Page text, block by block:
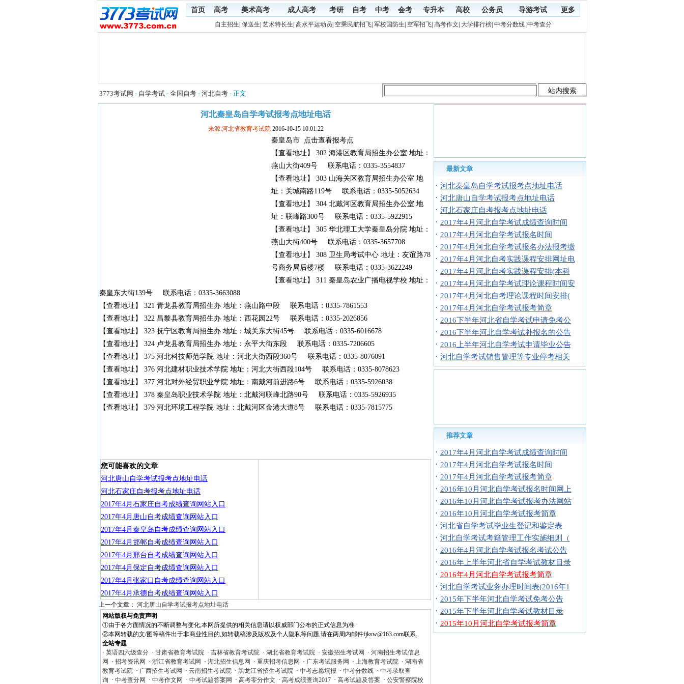
首页 高考 美术高考 成人高考 考研 自考 中考 会考 专升本 高校 公务员 导游考试 更多
自主招生 保送生 艺术特长生 高水平运动员 空乘民航招飞| 军校国防生 空军招飞| 高考作文 大学排行榜| 中考分数线| 中考查分
3773考试网 - 自学考试 - 全国自考 - 河北自考 - 正文
河北秦皇岛自学考试报考点地址电话
来源:河北省教育考试院 2016-10-15 10:01:22
秦皇岛市 点击查看报考点
【查看地址】 302 海港区教育局招生办公室 地址：
燕山大街409号 联系电话：0335-3554837
【查看地址】 303 山海关区教育局招生办公室 地
址：关城南路119号 联系电话：0335-5052634
【查看地址】 304 北戴河区教育局招生办公室 地
址：联峰路300号 联系电话：0335-5922915
【查看地址】 305 华北理工大学秦皇岛分院 地址：
燕山大街400号 联系电话：0335-3657708
【查看地址】 308 卫生局考试中心 地址：友谊路78
号商务局后楼7楼 联系电话：0335-3622249
【查看地址】 311 秦皇岛农业广播电视学校 地址：
秦皇东大街139号 联系电话：0335-3663088
【查看地址】 321 青龙县教育局招生办 地址：燕山路中段 联系电话：0335-7861553
【查看地址】 322 昌黎县教育局招生办 地址：西花园22号 联系电话：0335-2026856
【查看地址】 323 抚宁区教育局招生办 地址：城关东大街45号 联系电话：0335-6016678
【查看地址】 324 卢龙县教育局招生办 地址：永平大街东段 联系电话：0335-7206605
【查看地址】 375 河北科技师范学院 地址：河北大街西段360号 联系电话：0335-8076091
【查看地址】 376 河北建材职业技术学院 地址：河北大街西段104号 联系电话：0335-8078623
【查看地址】 377 河北对外经贸职业学院 地址：南戴河前进路6号 联系电话：0335-5926038
【查看地址】 378 秦皇岛职业技术学院 地址：北戴河联峰北路90号 联系电话：0335-5926935
【查看地址】 379 河北环境工程学院 地址：北戴河区金港大道8号 联系电话：0335-7815775
您可能喜欢的文章
河北唐山自学考试报考点地址电话
河北石家庄自考报考点地址电话
2017年4月石家庄自考成绩查询网站入口
2017年4月唐山自考成绩查询网站入口
2017年4月秦皇岛自考成绩查询网站入口
2017年4月邯郸自考成绩查询网站入口
2017年4月邢台自考成绩查询网站入口
2017年4月保定自考成绩查询网站入口
2017年4月张家口自考成绩查询网站入口
2017年4月承德自考成绩查询网站入口
上一个文章： 河北唐山自学考试报考点地址电话
网站版权与免责声明
①由于各方面情况的不断调整与变化,本网所提供的相关信息请以权威部门公布的正式信息为准.
②本网转载的文/图等稿件出于非商业性目的,如转载稿涉及版权及个人隐私等问题,请在两周内邮件fjksw@163.com联系.
全站专题
· 英语四六级查分 · 甘肃省教育考试院 · 吉林省教育考试院 · 湖北省教育考试院 · 安徽招生考试网 · 河南招生考试信息
网
· 招考资讯网 · 浙江省教育考试网 · 湖北招生信息网 · 重庆招考信息网 · 广东考试服务网 · 上海教育考试院 · 湖南省
教育考试院 · 广西招生考试网 · 云南招生考试院 · 黑龙江省招生考试院 · 中考志愿填报 · 中考分数线 · 中考录取查
询 · 中考查分网 · 中考作文网 · 中考试题答案网 · 高考零分作文 · 高考成绩查询2017 · 高考试题及答案 · 公安警察院校
最新文章
· 河北秦皇岛自学考试报考点地址电话
· 河北唐山自学考试报考点地址电话
· 河北石家庄自考报考点地址电话
· 2017年4月河北自学考试成绩查询时间
· 2017年4月河北自学考试报名时间
· 2017年4月河北自学考试报名办法报考缴
· 2017年4月河北自考实践课程安排网址电
· 2017年4月河北自考实践课程安排(本科
· 2017年4月河北自学考试理论课程时间安
· 2017年4月河北自考理论课程时间安排(
· 2017年4月河北自学考试报考简章
· 2016下半年河北省自学考试申请免考公
· 2016下半年河北自学考试补报名的公告
· 2016上半年河北自学考试申请毕业公告
· 河北自学考试销售管理等专业停考相关
推荐文章
· 2017年4月河北自学考试成绩查询时间
· 2017年4月河北自学考试报名时间
· 2017年4月河北自学考试报考简章
· 2016年10月河北自学考试报名时间网上
· 2016年10月河北自学考试报考办法网站
· 2016年10月河北自学考试报考简章
· 河北省自学考试毕业生登记和鉴定表
· 河北自学考试考籍管理工作实施细则（
· 2016年4月河北自学考试报名考试公告
· 2016年上半年河北省自学考试教材目录
· 2016年4月河北自学考试报考简章
· 河北自学考试业务办理时间表(2016年1
· 2015年下半年河北自学考试免考公告
· 2015年下半年河北自学考试教材目录
· 2015年10月河北自学考试报考简章